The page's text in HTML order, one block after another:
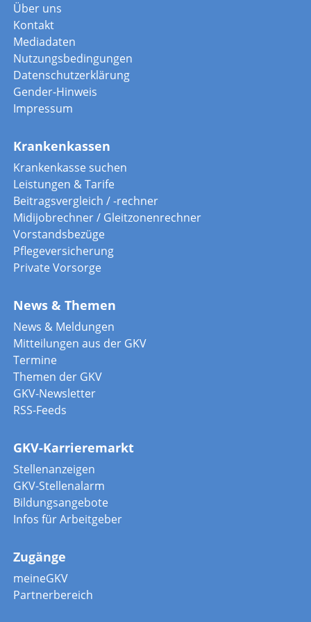
Über uns
Kontakt
Mediadaten
Nutzungsbedingungen
Datenschutzerklärung
Gender-Hinweis
Impressum
Krankenkassen
Krankenkasse suchen
Leistungen & Tarife
Beitragsvergleich / -rechner
Midijobrechner / Gleitzonenrechner
Vorstandsbezüge
Pflegeversicherung
Private Vorsorge
News & Themen
News & Meldungen
Mitteilungen aus der GKV
Termine
Themen der GKV
GKV-Newsletter
RSS-Feeds
GKV-Karrieremarkt
Stellenanzeigen
GKV-Stellenalarm
Bildungsangebote
Infos für Arbeitgeber
Zugänge
meineGKV
Partnerbereich